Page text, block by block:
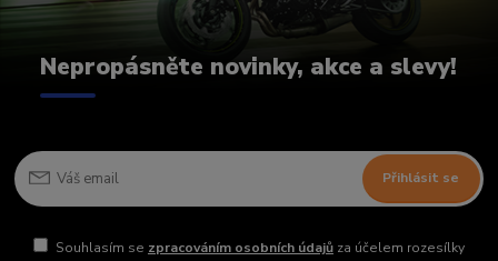
Nepropásněte novinky, akce a slevy!
Přihlásit se
Souhlasím se zpracováním osobních údajůza účelem rozesílky